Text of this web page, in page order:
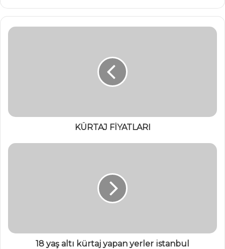
KÜRTAJ FİYATLARI
18 yaş altı kürtaj yapan yerler istanbul